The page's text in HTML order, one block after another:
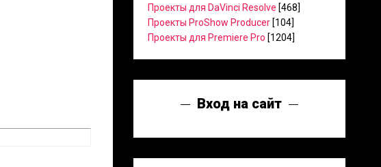
Проекты для DaVinci Resolve [468]
Проекты ProShow Producer [104]
Проекты для Premiere Pro [1204]
Вход на сайт